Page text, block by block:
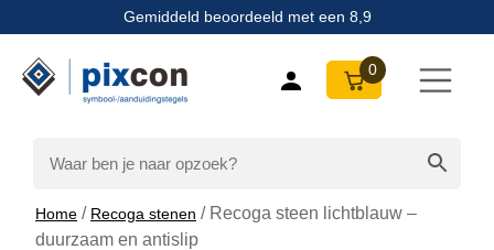
Gemiddeld beoordeeld met een 8,9
0
Home / Recoga stenen / Recoga steen lichtblauw –
duurzaam en antislip